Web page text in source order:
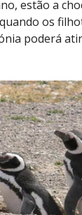
estão a
os
poderá